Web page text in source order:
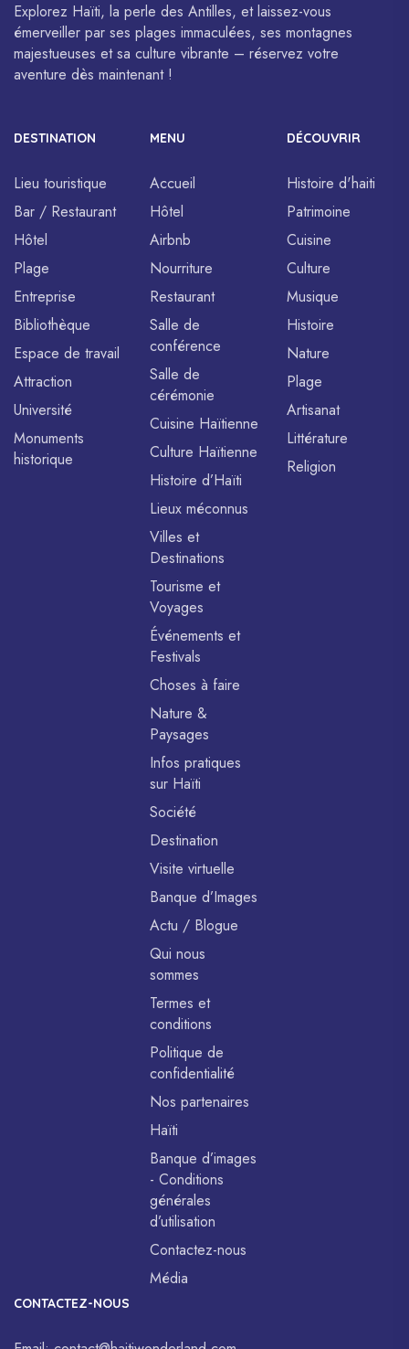
Explorez Haïti, la perle des Antilles, et laissez-vous
émerveiller par ses plages immaculées, ses montagnes
majestueuses et sa culture vibrante – réservez votre
aventure dès maintenant !
DESTINATION
Lieu touristique
Bar / Restaurant
Hôtel
Plage
Entreprise
Bibliothèque
Espace de travail
Attraction
Université
Monuments
historique
MENU
Accueil
Hôtel
Airbnb
Nourriture
Restaurant
Salle de
conférence
Salle de
cérémonie
Cuisine Haïtienne
Culture Haïtienne
Histoire d’Haïti
Lieux méconnus
Villes et
Destinations
Tourisme et
Voyages
Événements et
Festivals
Choses à faire
Nature &
Paysages
Infos pratiques
sur Haïti
Société
Destination
Visite virtuelle
Banque d’Images
Actu / Blogue
Qui nous
sommes
Termes et
conditions
Politique de
confidentialité
Nos partenaires
Haïti
Banque d’images
- Conditions
générales
d’utilisation
Contactez-nous
Média
DÉCOUVRIR
Histoire d'haiti
Patrimoine
Cuisine
Culture
Musique
Histoire
Nature
Plage
Artisanat
Littérature
Religion
CONTACTEZ-NOUS